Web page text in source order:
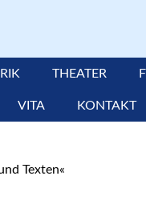
THEATER
VITA KONTAKT